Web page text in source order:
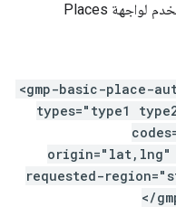
توفّر مكوّن واجهة مستخدم لواجهة Places
<gmp-basic-place-
types="type1
origin="lat,lng"
requested-
</